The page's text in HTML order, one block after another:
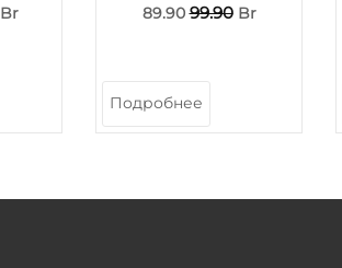
Br 89.9099.90Br
Подробнее